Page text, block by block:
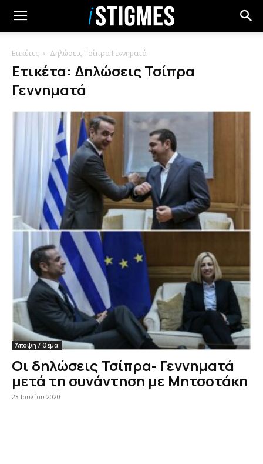
Ετικέτες Δηλώσεις Τσίπρα Γεννηματά
Ετικέτα: Δηλώσεις Τσίπρα
Γεννηματά
Άποψη / Θέμα
Οι δηλώσεις Τσίπρα- Γεννηματά
μετά τη συνάντηση με Μητσοτάκη
23 Ιουλίου 2020